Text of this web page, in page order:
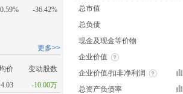
0.59% -36.42%
更多>>
价
变动股数
4.03
-10.00万
总市值
总负债
现金及现金等价物
企业价值
企业价值/扣非净利润
总资产负债率